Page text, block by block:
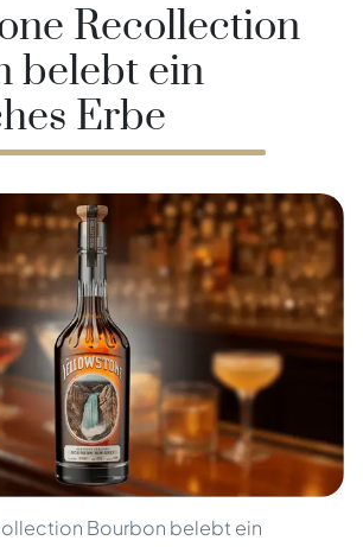
Recollection
belebt ein
Erbe
Bourbon belebt ein